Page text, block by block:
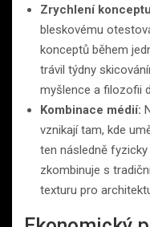
Zrychlení
bleskovému
konceptů během
trávil týdny
myšlence a filozofii
Kombinace médií:
vznikají tam, kde
ten následně
zkombinuje s
texturu pro